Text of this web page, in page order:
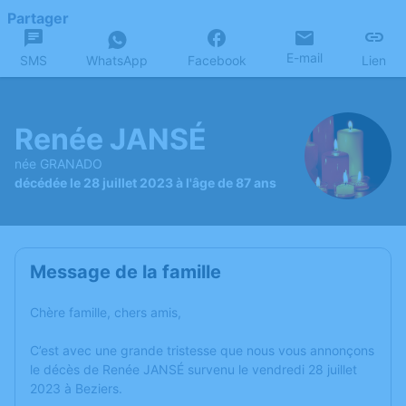
Partager
SMS WhatsApp Facebook E-mail Lien
Renée JANSÉ
née GRANADO
décédée le 28 juillet 2023 à l'âge de 87 ans
Message de la famille
Chère famille, chers amis,
C’est avec une grande tristesse que nous vous annonçons
le décès de Renée JANSÉ survenu le vendredi 28 juillet
2023 à Beziers.